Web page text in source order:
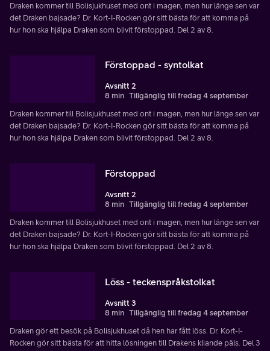
Draken kommer till Bolisjukhuset med ont i magen, men hur länge sen var
det Draken bajsade? Dr. Kort-I-Rocken gör sitt bästa för att komma på
hur hon ska hjälpa Draken som blivit förstoppad. Del 2 av 8.
Förstoppad - syntolkat
Avsnitt 2
8 min Tillgänglig till fredag 4 september
Draken kommer till Bolisjukhuset med ont i magen, men hur länge sen var
det Draken bajsade? Dr. Kort-I-Rocken gör sitt bästa för att komma på
hur hon ska hjälpa Draken som blivit förstoppad. Del 2 av 8.
Förstoppad
Avsnitt 2
8 min Tillgänglig till fredag 4 september
Draken kommer till Bolisjukhuset med ont i magen, men hur länge sen var
det Draken bajsade? Dr. Kort-I-Rocken gör sitt bästa för att komma på
hur hon ska hjälpa Draken som blivit förstoppad. Del 2 av 8.
Löss - teckenspråkstolkat
Avsnitt 3
8 min Tillgänglig till fredag 4 september
Draken gör ett besök på Bolisjukhuset då hen har fått löss. Dr. Kort-I-
Rocken gör sitt bästa för att hitta lösningen till Drakens kliande päls. Del 3